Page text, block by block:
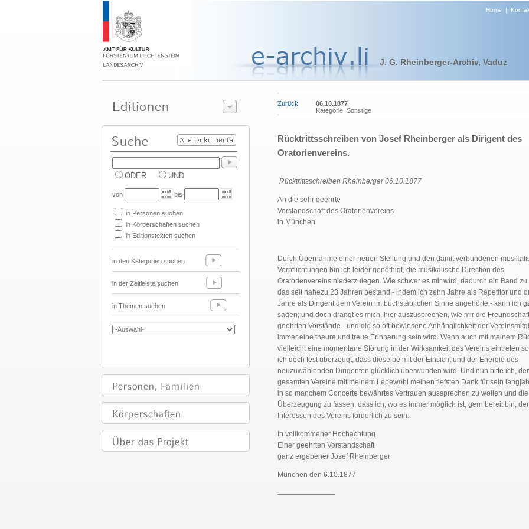
Home |
J. G. Rheinberger-Archiv, Vaduz
ODER UND
von bis
in Personen suchen
in Körperschaften suchen
in Editionstexten suchen
in den Kategorien suchen
in der Zeitleiste suchen
in Themen suchen
Zurück
06.10.1877
Kategorie: Sonstige
Rücktrittsschreiben von Josef Rheinberger als Dirigent des
Oratorienvereins.
Rücktrittsschreiben Rheinberger 06.10.1877
An die sehr geehrte
Vorstandschaft des Oratorienvereins
in München
Durch Übernahme einer neuen Stellung und den damit verbundenen
Verpflichtungen bin ich leider genöthigt, die musikalische Direction des
Oratorienvereins niederzulegen. Wie schwer es mir wird, dadurch ein Band zu
das seit nahezu 23 Jahren bestand,- indem ich zehn Jahre als Repetitor und
Jahre als Dirigent dem Verein im buchstäblichen Sinne angehörte,- kann ich
sagen; und doch drängt es mich, hier auszusprechen, wie mir die
geehrten Vorstände - und die so oft bewiesene Anhänglichkeit der
immer eine theure und treue Erinnerung sein wird. Wenn auch mit meinem
vielleicht eine momentane Störung in der Wirksamkeit des Vereins eintreten
ich doch fest überzeugt, dass dieselbe mit der Einsicht und der Energie des
neuzuwählenden Dirigenten glücklich überwunden wird. Und nun bitte ich,
gesamten Vereine mit meinem Lebewohl meinen tiefsten Dank für sein
in so manchem Concerte bewährtes Vertrauen aussprechen zu wollen und die
Überzeugung zu fassen, dass ich, wo es immer möglich ist, gern bereit bin,
Interessen des Vereins förderlich zu sein.
In vollkommener Hochachtung
Einer geehrten Vorstandschaft
ganz ergebener Josef Rheinberger
München den 6.10.1877